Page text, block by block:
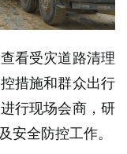
看受灾道路清理
措施和群众出行
行现场会商，研
安全防控工作。